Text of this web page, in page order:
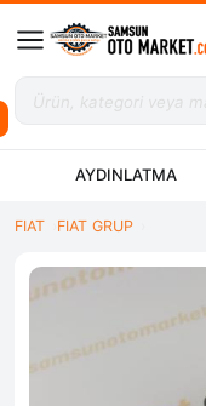
AYDINLATMA
FIAT FIAT GRUP